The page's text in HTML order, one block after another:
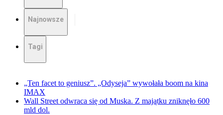
Najnowsze
Tagi
„Ten facet to geniusz”. „Odyseja” wywołała boom na kina
IMAX
Wall Street odwraca się od Muska. Z majątku zniknęło 600
mld dol.